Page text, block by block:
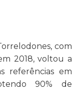
com
2018, voltou a
referências em
90% de